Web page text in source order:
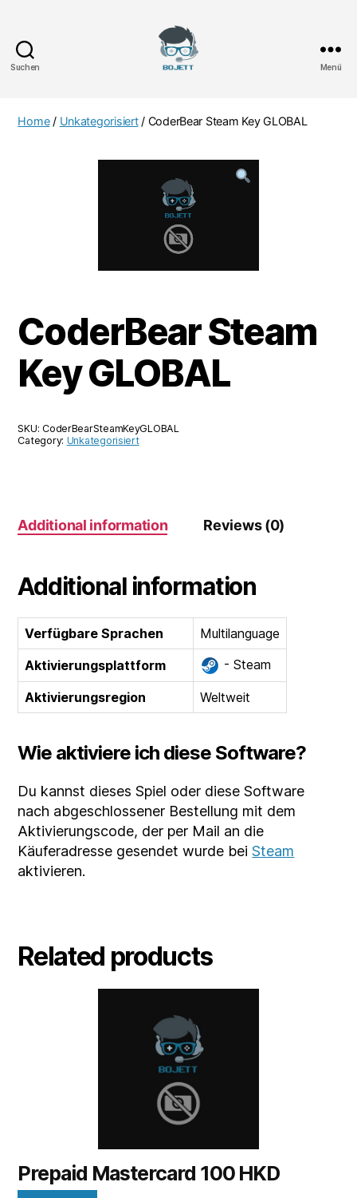
Suchen Menü
Home/ Unkategorisiert/ CoderBear Steam Key GLOBAL
CoderBear Steam
Key GLOBAL
SKU:CoderBearSteamKeyGLOBAL
Category: Unkategorisiert
Additional information Reviews (0)
Additional information
Verfügbare Sprachen
Multilanguage
Aktivierungsplattform
- Steam
Aktivierungsregion Weltweit
Wie aktiviere ich diese Software?
Du kannst dieses Spiel oder diese Software
nach abgeschlossener Bestellung mit dem
Aktivierungscode, der per Mail an die
Käuferadresse gesendet wurde beiSteam
aktivieren.
Related products
Prepaid Mastercard 100 HKD